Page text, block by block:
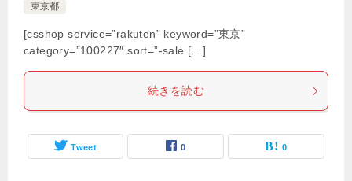
東京都
[csshop service=”rakuten” keyword=”東京”
category=”100227″ sort=”-sale […]
続きを読む
Tweet 0 0